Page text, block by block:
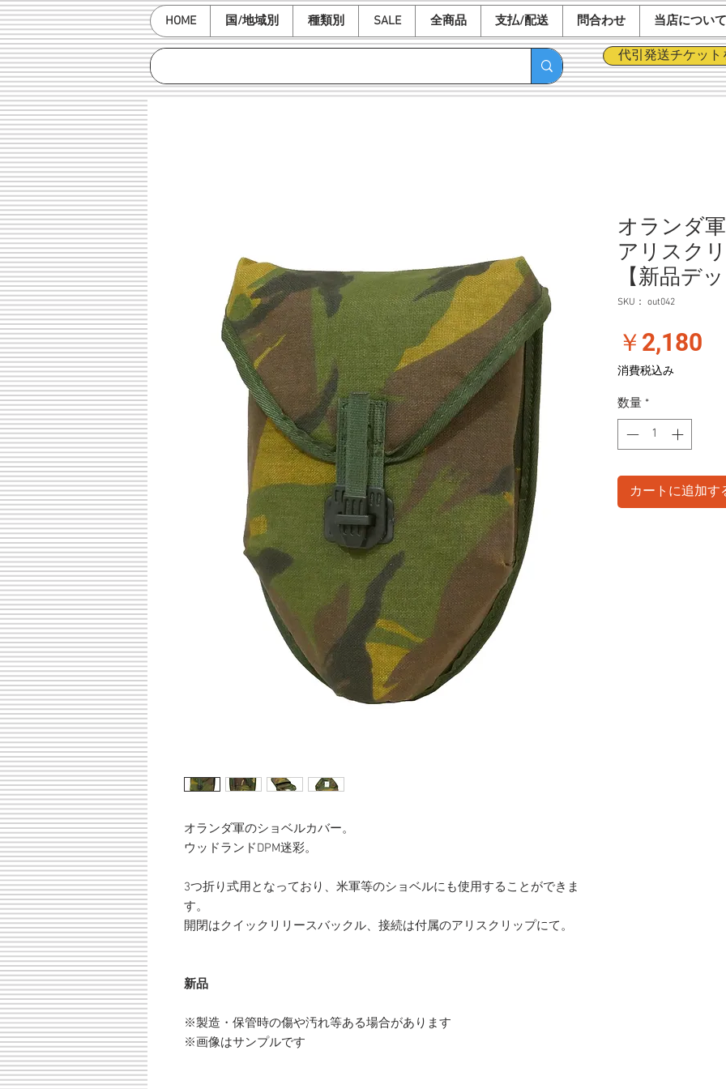
HOME 国/地域別 種類別 SALE 全商品 支払/配送 問合わせ 当店について
代引発送チケッ
オランダ軍のショベルカバー。
ウッドランドDPM迷彩。
3つ折り式用となっており、米軍等のショベルにも使用することができま
す。
開閉はクイックリリースバックル、接続は付属のアリスクリップにて。
新品
※製造・保管時の傷や汚れ等ある場合があります
※画像はサンプルです
オランダ
アリスク
【新品デ
SKU： out042
￥2,180
消費税込み
数量 *
カートに追加す